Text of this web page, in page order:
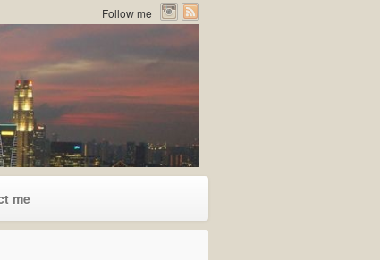
Follow me
me